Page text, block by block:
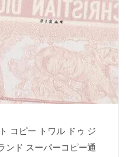
コピー トワル ドゥ ジ
ンド スーパーコピー通